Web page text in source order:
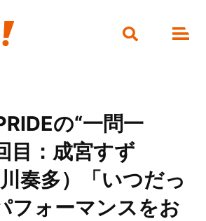
の“一問一
目：成宮すず
川奏多）「いつだっ
フォーマンスをお